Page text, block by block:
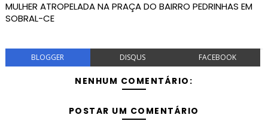
MULHER ATROPELADA NA PRAÇA DO BAIRRO PEDRINHAS EM
SOBRAL-CE
BLOGGER DISQUS FACEBOOK
NENHUM COMENTÁRIO:
POSTAR UM COMENTÁRIO